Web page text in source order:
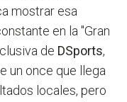
mostrar esa
en la "Gran
de DSports,
un once que llega
locales, pero